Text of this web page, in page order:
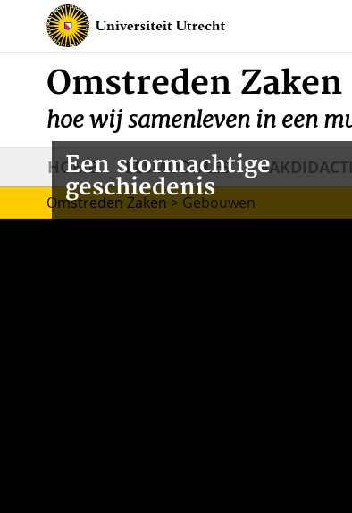
Omstreden Zaken
hoe wij samenleven in een
HOME LESMODULES
Omstreden Zaken > Gebouwen
Een stormachtige
geschiedenis